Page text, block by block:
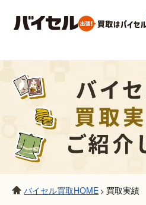
バイセル買取HOME > 買取実績